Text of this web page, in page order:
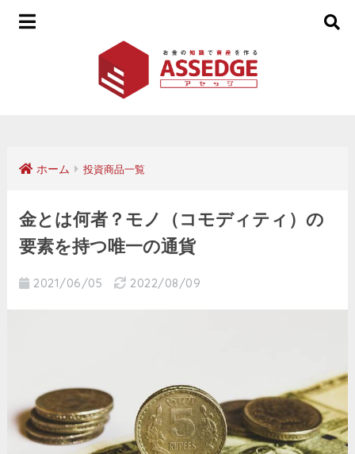
ホーム 投資商品一覧
金とは何者？モノ（コモディティ）の
要素を持つ唯一の通貨
2021/06/05 2022/08/09